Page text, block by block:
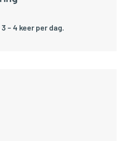
– 4 keer per dag.